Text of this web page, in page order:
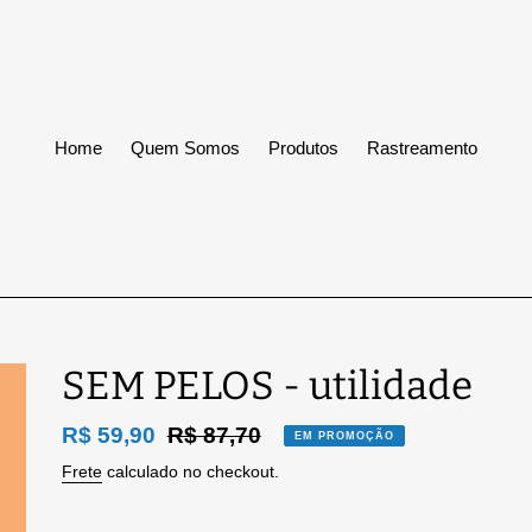
Home Quem Somos Produtos Rastreamento
SEM PELOS - utilidade
Preço
promocional
R$ 59,90 Preço
normal
R$ 87,70 EM PROMOÇÃO
Frete calculado no checkout.